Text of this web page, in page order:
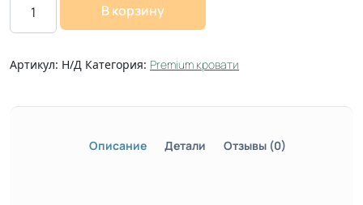
В корзину
Артикул: Н/Д Категория: Premium кровати
Описание Детали Отзывы (0)